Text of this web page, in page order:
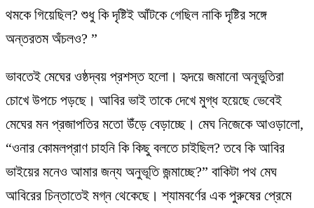
থমকে গিয়েছিল? শুধু কি দৃষ্টিই আঁটকে গেছিল নাকি দৃষ্টির সঙ্গে
অন্তরতম অঁচলও? ”
ভাবতেই মেঘের ওষ্ঠদ্বয় প্রশস্ত হলো। হৃদয়ে জমানো অনূভুতিরা
চোখে উপচে পড়ছে। আবির ভাই তাকে দেখে মুগ্ধ হয়েছে ভেবেই
মেঘের মন প্রজাপতির মতো উঁড়ে বেড়াচ্ছে। মেঘ নিজেকে আওড়ালো,
“ওনার কোমলপ্রাণ চাহনি কি কিছু বলতে চাইছিল? তবে কি আবির
ভাইয়ের মনেও আমার জন্য অনুভূতি জন্মাচ্ছে?” বাকিটা পথ মেঘ
আবিরের চিন্তাতেই মগ্ন থেকেছে। শ্যামবর্ণের এক পুরুষের প্রেমে